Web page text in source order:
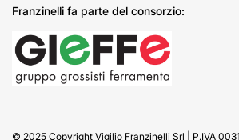
Franzinelli fa parte del consorzio:
© 2025 Copyright Vigilio Franzinelli Srl | P.IVA